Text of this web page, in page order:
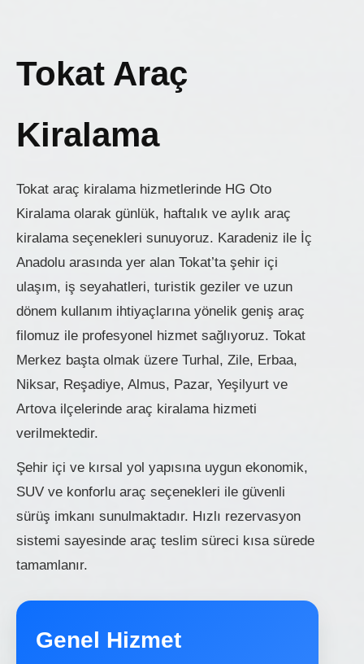
Tokat Araç
Kiralama
Tokat araç kiralama hizmetlerinde HG Oto
Kiralama olarak günlük, haftalık ve aylık araç
kiralama seçenekleri sunuyoruz. Karadeniz ile İç
Anadolu arasında yer alan Tokat’ta şehir içi
ulaşım, iş seyahatleri, turistik geziler ve uzun
dönem kullanım ihtiyaçlarına yönelik geniş araç
filomuz ile profesyonel hizmet sağlıyoruz. Tokat
Merkez başta olmak üzere Turhal, Zile, Erbaa,
Niksar, Reşadiye, Almus, Pazar, Yeşilyurt ve
Artova ilçelerinde araç kiralama hizmeti
verilmektedir.
Şehir içi ve kırsal yol yapısına uygun ekonomik,
SUV ve konforlu araç seçenekleri ile güvenli
sürüş imkanı sunulmaktadır. Hızlı rezervasyon
sistemi sayesinde araç teslim süreci kısa sürede
tamamlanır.
Genel Hizmet